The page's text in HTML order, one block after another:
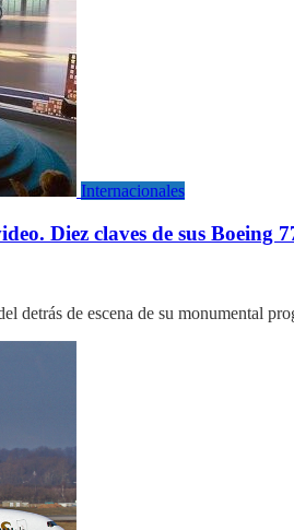
Internacionales
Diez claves de sus Boeing
detrás de escena de su monumental